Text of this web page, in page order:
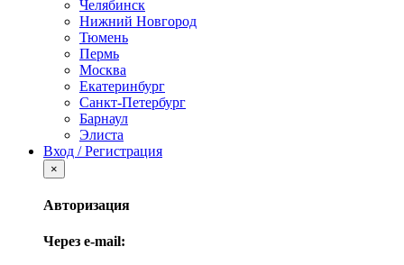
Челябинск
Нижний Новгород
Тюмень
Пермь
Москва
Екатеринбург
Санкт-Петербург
Барнаул
Элиста
Вход / Регистрация
×
Авторизация
Через e-mail: